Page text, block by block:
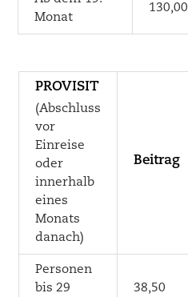
Monat
130,00
PROVISIT
(Abschluss
vor
Einreise
oder
innerhalb
eines
Monats
danach)
Beitrag
Personen
bis 29
38,50